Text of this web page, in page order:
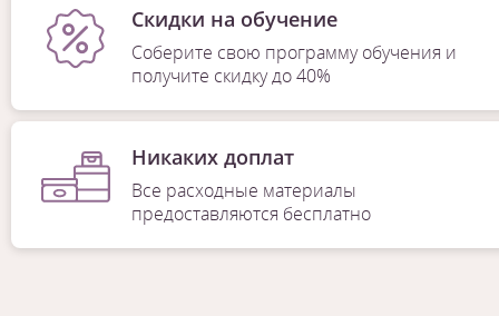
Скидки на обучение
Соберите свою программу обучения и
получите скидку до 40%
Никаких доплат
Все расходные материалы
предоставляются бесплатно